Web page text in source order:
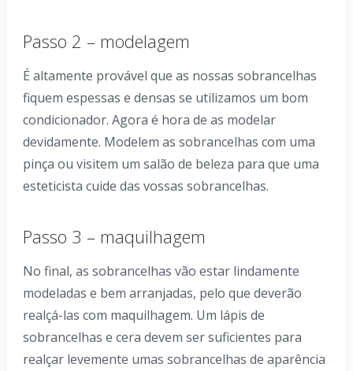
Passo 2 – modelagem
É altamente provável que as nossas sobrancelhas
fiquem espessas e densas se utilizamos um bom
condicionador. Agora é hora de as modelar
devidamente. Modelem as sobrancelhas com uma
pinça ou visitem um salão de beleza para que uma
esteticista cuide das vossas sobrancelhas.
Passo 3 – maquilhagem
No final, as sobrancelhas vão estar lindamente
modeladas e bem arranjadas, pelo que deverão
realçá-las com maquilhagem. Um lápis de
sobrancelhas e cera devem ser suficientes para
realçar levemente umas sobrancelhas de aparência